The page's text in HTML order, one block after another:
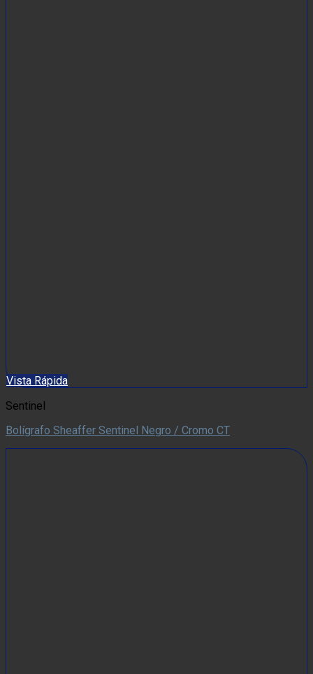
Vista Rápida
Sentinel
Bolígrafo Sheaffer Sentinel Negro / Cromo CT